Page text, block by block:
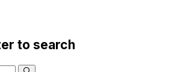
to search